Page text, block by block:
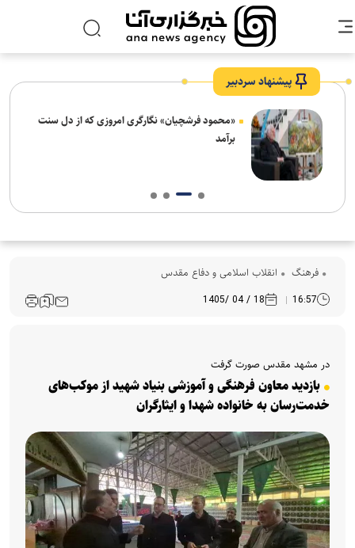
پیشنهاد سردبیر
«محمود فرشچیان» نگارگری امروزی که از دل سنت
برآمد
فرهنگ‌ انقلاب اسلامی و دفاع مقدس
16:57
18 / 04 /1405
در مشهد مقدس صورت گرفت
بازدید معاون فرهنگی و آموزشی بنیاد شهید از موکب‌های
خدمت‌رسان به خانواده شهدا و ایثارگران